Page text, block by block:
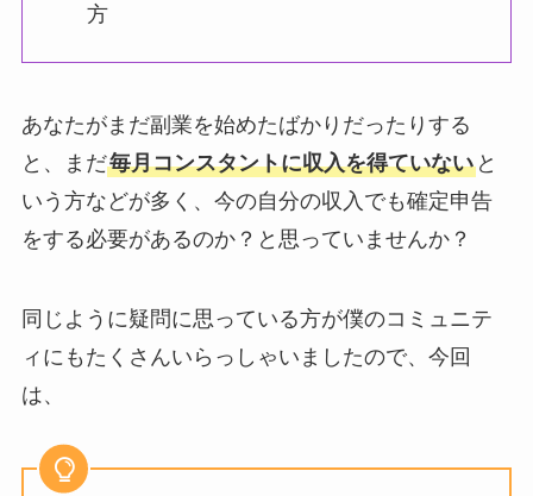
方
あなたがまだ副業を始めたばかりだったりする
と、まだ毎月コンスタントに収入を得ていないと
いう方などが多く、今の自分の収入でも確定申告
をする必要があるのか？と思っていませんか？
同じように疑問に思っている方が僕のコミュニテ
ィにもたくさんいらっしゃいましたので、今回
は、